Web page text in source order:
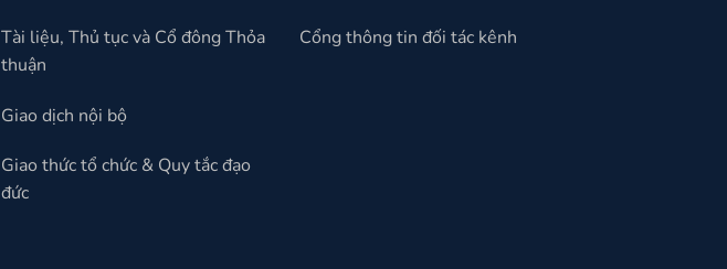
Tài liệu, Thủ tục và Cổ đông Thỏa
thuận
Giao dịch nội bộ
Giao thức tổ chức & Quy tắc đạo
đức
Cổng thông tin đối tác kênh